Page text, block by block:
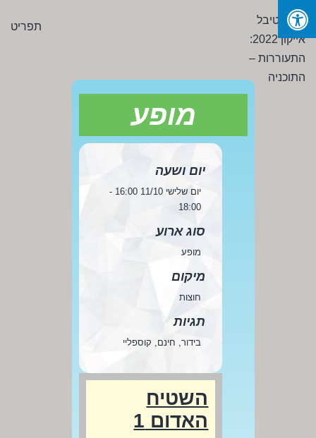
Skip
content
פסטיבל
אייקון
2022:
התעוררות
תפריט
מופע
יום ושעה
יום שלישי 11/10 16:00 -
18:00
סוג ארוע
מופע
מיקום
חוצות
תגיות
בידור, חינם, קוספליי
השטיח
האדום 1